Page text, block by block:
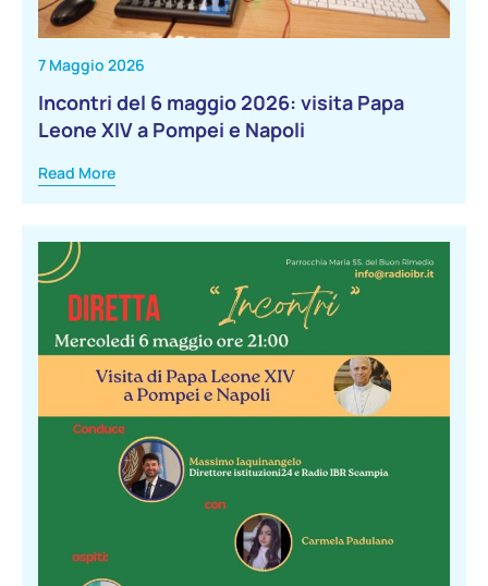
7 Maggio 2026
Incontri del 6 maggio 2026: visita Papa
Leone XIV a Pompei e Napoli
Read More